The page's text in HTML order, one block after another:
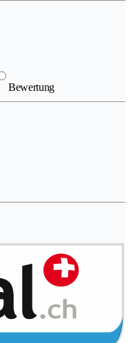
Bewertung